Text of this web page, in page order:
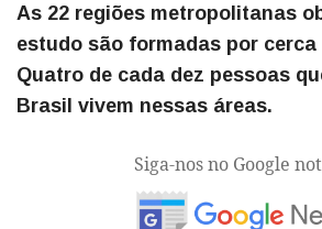
As 22 regiões metropolitanas
estudo são formadas por cerca
Quatro de cada dez pessoas
Brasil vivem nessas áreas.
Siga-nos no Google